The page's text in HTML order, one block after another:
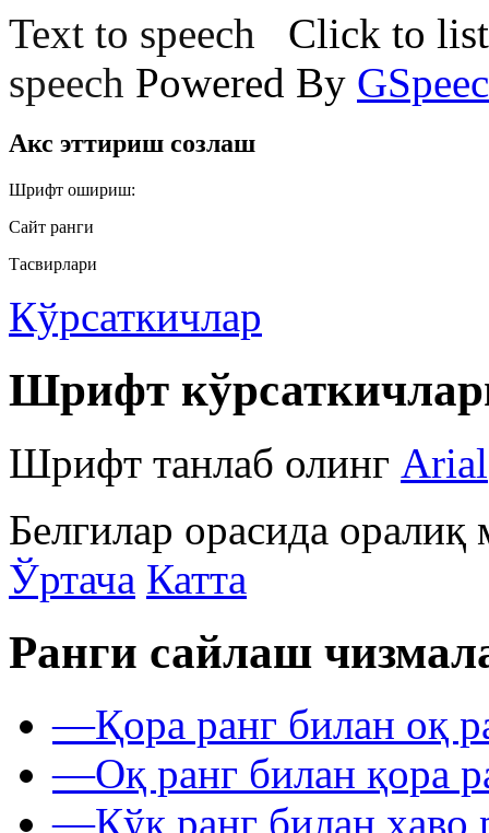
Text to speech
Click to
speech Powered By
Акс эттириш созлаш
Шрифт ошириш:
Сайт ранги
Тасвирлари
Кўрсаткичлар
Шрифт
Шрифт танлаб олинг Arial
Белгилар орасида
Ўртача Катта
Ранги сайлаш
—Қора ранг билан оқ
—Оқ ранг билан қора
—Кўк ранг билан ҳаво